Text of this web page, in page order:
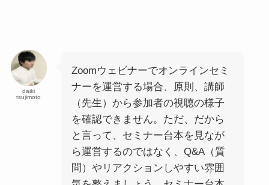
daiki
tsujimoto
Zoomウェビナーでオンラインセミ
ナーを運営する場合、原則、講師
（先生）から参加者の視聴の様子
を確認できません。ただ、だから
と言って、セミナー台本を見なが
ら運営するのではなく、Q&A（質
問）やリアクションしやすい雰囲